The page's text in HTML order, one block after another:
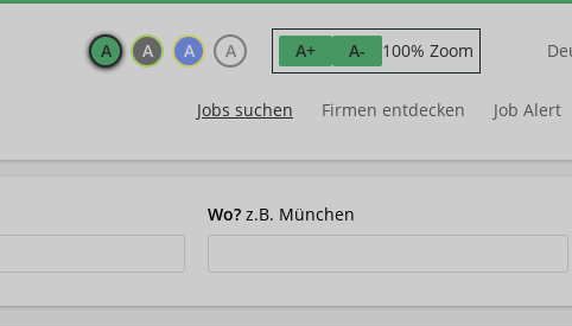
A A A A A+ A- 100% Zoom
Jobs suchen Firmen entdecken Job Alert
Wo? z.B. München